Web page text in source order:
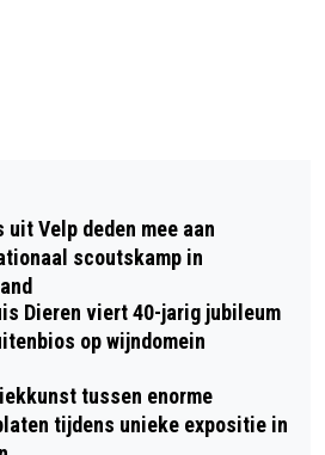
MAART OOK IN
OPZETTEN VAN
- VALKUILEN EN
uit Velp deden mee aan
scoutskamp in
Dieren viert 40-jarig jubileum
op wijndomein
tussen enorme
tijdens unieke expositie in